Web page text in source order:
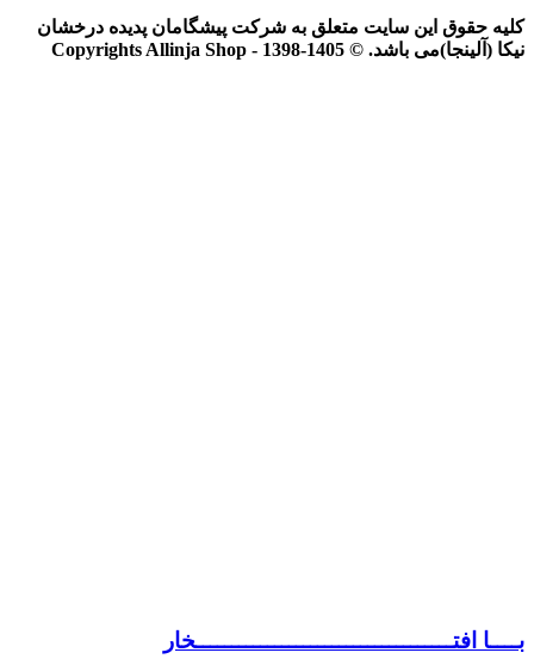
کلیه حقوق این سایت متعلق به شرکت پیشگامان پدیده درخشان
نیکا (آلینجا)می باشد. © Copyrights Allinja Shop - 1398-1405
بــــا افتــــــــــــــــــــــــــــــــــــخار